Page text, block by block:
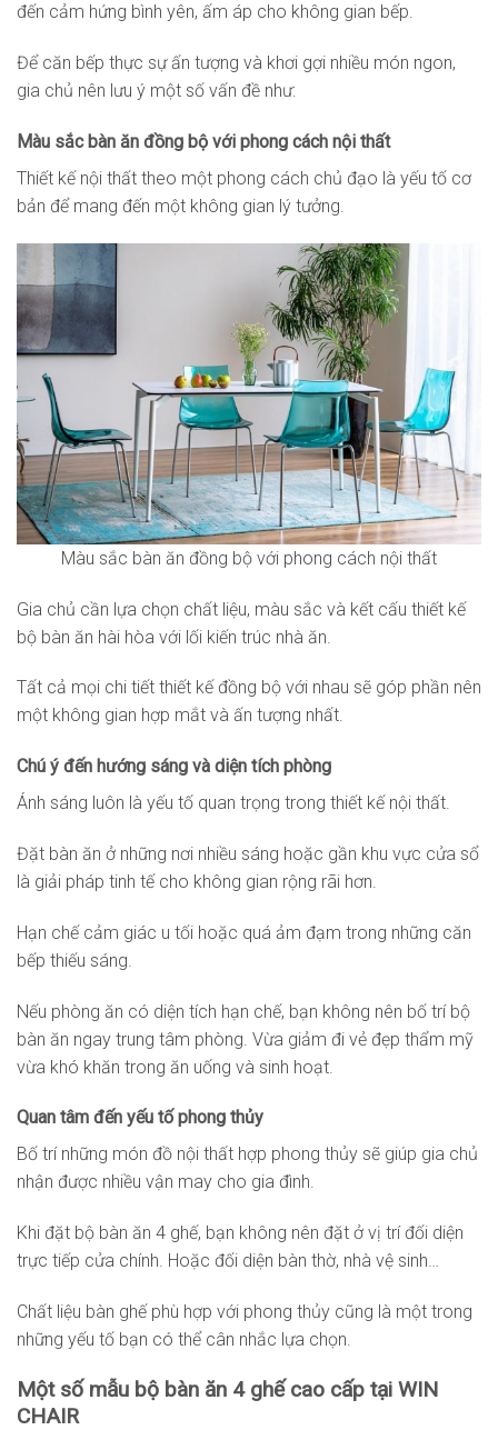
đến cảm hứng bình yên, ấm áp cho không gian bếp.
Để căn bếp thực sự ấn tượng và khơi gợi nhiều món ngon,
gia chủ nên lưu ý một số vấn đề như:
Màu sắc bàn ăn đồng bộ với phong cách nội thất
Thiết kế nội thất theo một phong cách chủ đạo là yếu tố cơ
bản để mang đến một không gian lý tưởng.
Màu sắc bàn ăn đồng bộ với phong cách nội thất
Gia chủ cần lựa chọn chất liệu, màu sắc và kết cấu thiết kế
bộ bàn ăn hài hòa với lối kiến trúc nhà ăn.
Tất cả mọi chi tiết thiết kế đồng bộ với nhau sẽ góp phần nên
một không gian hợp mắt và ấn tượng nhất.
Chú ý đến hướng sáng và diện tích phòng
Ánh sáng luôn là yếu tố quan trọng trong thiết kế nội thất.
Đặt bàn ăn ở những nơi nhiều sáng hoặc gần khu vực cửa sổ
là giải pháp tinh tế cho không gian rộng rãi hơn.
Hạn chế cảm giác u tối hoặc quá ảm đạm trong những căn
bếp thiếu sáng.
Nếu phòng ăn có diện tích hạn chế, bạn không nên bố trí bộ
bàn ăn ngay trung tâm phòng. Vừa giảm đi vẻ đẹp thẩm mỹ
vừa khó khăn trong ăn uống và sinh hoạt.
Quan tâm đến yếu tố phong thủy
Bố trí những món đồ nội thất hợp phong thủy sẽ giúp gia chủ
nhận được nhiều vận may cho gia đình.
Khi đặt bộ bàn ăn 4 ghế, bạn không nên đặt ở vị trí đối diện
trực tiếp cửa chính. Hoặc đối diện bàn thờ, nhà vệ sinh…
Chất liệu bàn ghế phù hợp với phong thủy cũng là một trong
những yếu tố bạn có thể cân nhắc lựa chọn.
Một số mẫu bộ bàn ăn 4 ghế cao cấp tại WIN
CHAIR